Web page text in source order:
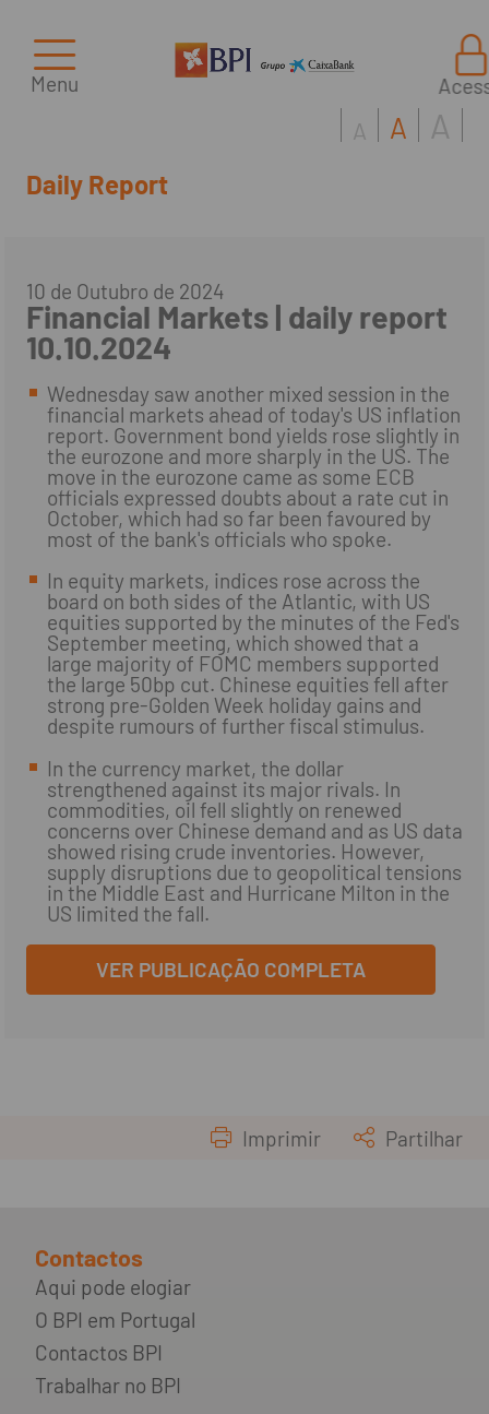
Menu
Daily Report
A A A
10 de Outubro de 2024
Financial Markets | daily report
10.10.2024
Wednesday saw another mixed session in the
financial markets ahead of today's US inflation
report. Government bond yields rose slightly in
the eurozone and more sharply in the US. The
move in the eurozone came as some ECB
officials expressed doubts about a rate cut in
October, which had so far been favoured by
most of the bank's officials who spoke.
In equity markets, indices rose across the
board on both sides of the Atlantic, with US
equities supported by the minutes of the Fed's
September meeting, which showed that a
large majority of FOMC members supported
the large 50bp cut. Chinese equities fell after
strong pre-Golden Week holiday gains and
despite rumours of further fiscal stimulus.
In the currency market, the dollar
strengthened against its major rivals. In
commodities, oil fell slightly on renewed
concerns over Chinese demand and as US data
showed rising crude inventories. However,
supply disruptions due to geopolitical tensions
in the Middle East and Hurricane Milton in the
US limited the fall.
VER PUBLICAÇÃO COMPLETA
Imprimir Partilhar
Contactos
Aqui pode elogiar
O BPI em Portugal
Contactos BPI
Trabalhar no BPI